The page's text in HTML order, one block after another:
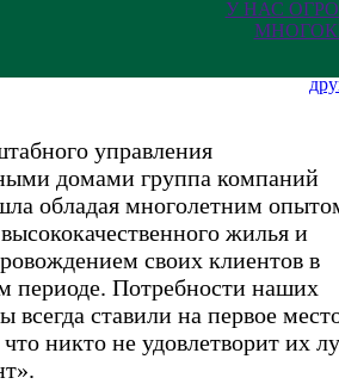
У НАС
управления
домами группа компаний
обладая многолетним
жилья и
своих клиентов в
периоде. Потребности наших
всегда ставили на первое
никто не удовлетворит их